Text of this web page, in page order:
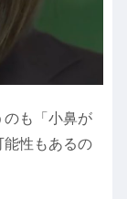
のも「小鼻が
能性もあるの